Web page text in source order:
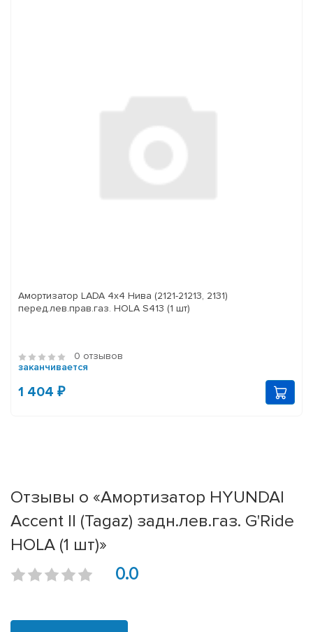
Амортизатор LADA 4x4 Нива (2121-21213, 2131)
перед.лев.прав.газ. HOLA S413 (1 шт)
0 отзывов
заканчивается
1 404 ₽
Отзывы о «Амортизатор HYUNDAI
Accent II (Tagaz) задн.лев.газ. G'Ride
HOLA (1 шт)»
0.0